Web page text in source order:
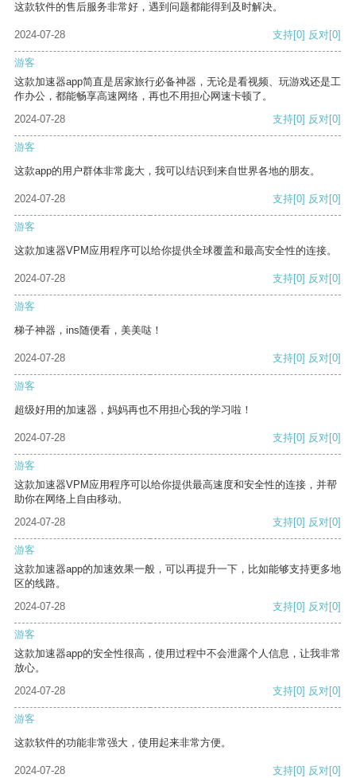
这款软件的售后服务非常好，遇到问题都能得到及时解决。
2024-07-28 支持[0] 反对[0]
游客
这款加速器app简直是居家旅行必备神器，无论是看视频、玩游戏还是工
作办公，都能畅享高速网络，再也不用担心网速卡顿了。
2024-07-28
支持[0] 反对[0]
游客
这款app的用户群体非常庞大，我可以结识到来自世界各地的朋友。
2024-07-28 支持[0] 反对[0]
游客
这款加速器VPM应用程序可以给你提供全球覆盖和最高安全性的连接。
2024-07-28 支持[0] 反对[0]
游客
梯子神器，ins随便看，美美哒！
2024-07-28 支持[0] 反对[0]
游客
超级好用的加速器，妈妈再也不用担心我的学习啦！
2024-07-28 支持[0] 反对[0]
游客
这款加速器VPM应用程序可以给你提供最高速度和安全性的连接，并帮
助你在网络上自由移动。
2024-07-28
支持[0] 反对[0]
游客
这款加速器app的加速效果一般，可以再提升一下，比如能够支持更多地
区的线路。
2024-07-28
支持[0] 反对[0]
游客
这款加速器app的安全性很高，使用过程中不会泄露个人信息，让我非常
放心。
2024-07-28
支持[0] 反对[0]
游客
这款软件的功能非常强大，使用起来非常方便。
2024-07-28 支持[0] 反对[0]